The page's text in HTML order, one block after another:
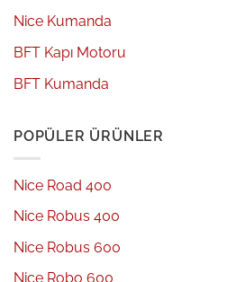
Nice Kumanda
BFT Kapı Motoru
BFT Kumanda
POPÜLER ÜRÜNLER
Nice Road 400
Nice Robus 400
Nice Robus 600
Nice Robo 600